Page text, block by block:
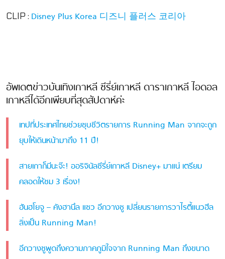
CLIP : Disney Plus Korea 디즈니 플러스 코리아
อัพเดตข่าวบันเทิงเกาหลี ซีรี่ย์เกาหลี ดาราเกาหลี ไอดอล
เกาหลีได้อีกเพียบที่สุดสัปดาห์ค่ะ
เทปที่ประเทศไทยช่วยชุบชีวิตรายการ Running Man จากจะถูก
ยุบให้เดินหน้ามาถึง 11 ปี!
สายเกาก็มีนะจ๊ะ! ออริจินัลซีรี่ย์เกาหลี Disney+ มาแน่ เตรียม
คลอดให้ชม 3 เรื่อง!
ฮันฮโยจู – คังฮานึล แซว อีกวางซู เปลี่ยนรายการวาไรตี้แนวฮีล
ลิ่งเป็น Running Man!
อีกวางซูพูดถึงความภาคภูมิใจจาก Running Man ถึงขนาด